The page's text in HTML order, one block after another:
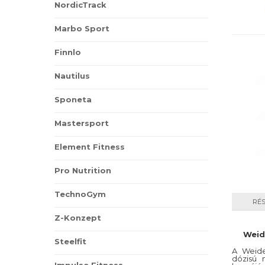
NordicTrack
Marbo Sport
Finnlo
Nautilus
Sponeta
Mastersport
Element Fitness
Pro Nutrition
TechnoGym
Z-Konzept
Steelfit
180
A
dózisú